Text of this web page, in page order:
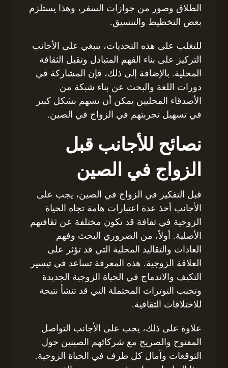
الطلاق وصور من جوازات السفر، وهذا يستلزم
بعض التخطيط والتنسيق.
للتغلب على هذه التحديات، ينبغي على الأجانب
التركيز على بناء الفهم المتبادل وتقبل الثقافة
المحلية. بالإضافة إلى ذلك، فإن المشاركة في
دورات اللغة والبحث عن بناء شبكة من
الأصدقاء المحليين يمكن أن تسهم بشكل كبير
في تسهيل تجربتهم في الزواج في الصين.
نصائح للأجانب قبل
الزواج في الصين
قبل التفكير في الزواج في الصين، يجب على
الأجانب أخذ عدة اعتبارات هامة تجاه الحياة
الزوجية في ثقافة قد تكون مختلفة عن ثقافتهم
الأصلية. أولاً، من الضروري البحث وفهم
العادات والتقاليد المحلية التي قد تؤثر على
العلاقة الزوجية. هذه المعرفة تساعد في تيسير
التكيف والاندماج في الحياة الزوجية الجديدة
وتجنب التوترات المحتملة التي قد تنشأ نتيجة
للاختلافات الثقافية.
علاوة على ذلك، يجب على الأجانب التواصل
المفتوح والصريح مع شركائهم الصينين حول
التوقعات وآمال كل طرف في الحياة الزوجية.